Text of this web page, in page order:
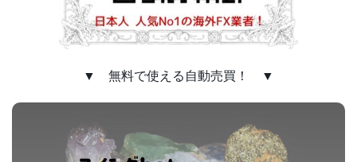
▼ 無料で使える自動売買！ ▼